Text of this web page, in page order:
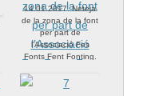
14.01.2017. Neteja
de la zona de la font
per part de
l’Associació Fes
Fonts Fent Fonting.